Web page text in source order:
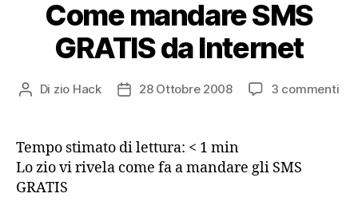
Come mandare SMS
GRATIS da Internet
Autore
Di zio Hack
Data28 Ottobre 2008 3 commentisu
Tempo stimato di lettura: < 1 min
Lo zio vi rivela come fa a mandare gli SMS
GRATIS